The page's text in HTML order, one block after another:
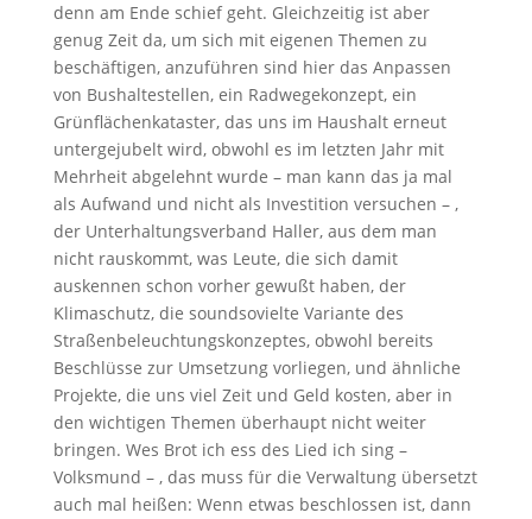
denn am Ende schief geht. Gleichzeitig ist aber
genug Zeit da, um sich mit eigenen Themen zu
beschäftigen, anzuführen sind hier das Anpassen
von Bushaltestellen, ein Radwegekonzept, ein
Grünflächenkataster, das uns im Haushalt erneut
untergejubelt wird, obwohl es im letzten Jahr mit
Mehrheit abgelehnt wurde – man kann das ja mal
als Aufwand und nicht als Investition versuchen – ,
der Unterhaltungsverband Haller, aus dem man
nicht rauskommt, was Leute, die sich damit
auskennen schon vorher gewußt haben, der
Klimaschutz, die soundsovielte Variante des
Straßenbeleuchtungskonzeptes, obwohl bereits
Beschlüsse zur Umsetzung vorliegen, und ähnliche
Projekte, die uns viel Zeit und Geld kosten, aber in
den wichtigen Themen überhaupt nicht weiter
bringen. Wes Brot ich ess des Lied ich sing –
Volksmund – , das muss für die Verwaltung übersetzt
auch mal heißen: Wenn etwas beschlossen ist, dann